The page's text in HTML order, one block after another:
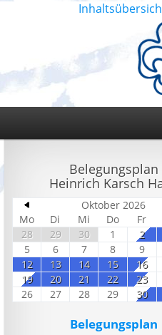
Belegungsplan
Heinrich Karsch
Oktober 2026
Mo
Di Mi Do Fr
28
29 30 1 2
5
6 7 8 9
12
13 14 15 16
19
20 21 22 23
26
27 28 29 30
Belegungsplan